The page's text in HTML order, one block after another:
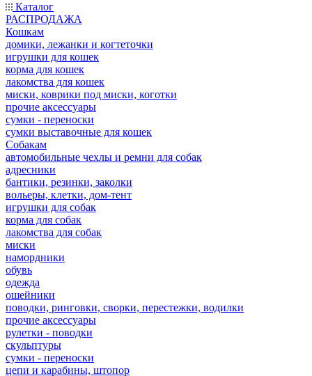
Каталог
РАСПРОДАЖА
Кошкам
домики, лежанки и когтеточки
игрушки для кошек
корма для кошек
лакомства для кошек
миски, коврики под миски, коготки
прочие аксессуары
сумки - переноски
сумки выставочные для кошек
Собакам
автомобильные чехлы и ремни для собак
адресники
бантики, резинки, заколки
вольеры, клетки, дом-тент
игрушки для собак
корма для собак
лакомства для собак
миски
намордники
обувь
одежда
ошейники
поводки, ринговки, сворки, перестежки, водилки
прочие аксессуары
рулетки - поводки
скульптуры
сумки - переноски
цепи и карабины, штопор